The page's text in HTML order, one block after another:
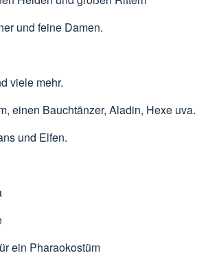
und feine Damen.
viele mehr.
einen Bauchtänzer, Aladin, Hexe uva.
und Elfen.
ein Pharaokostüm